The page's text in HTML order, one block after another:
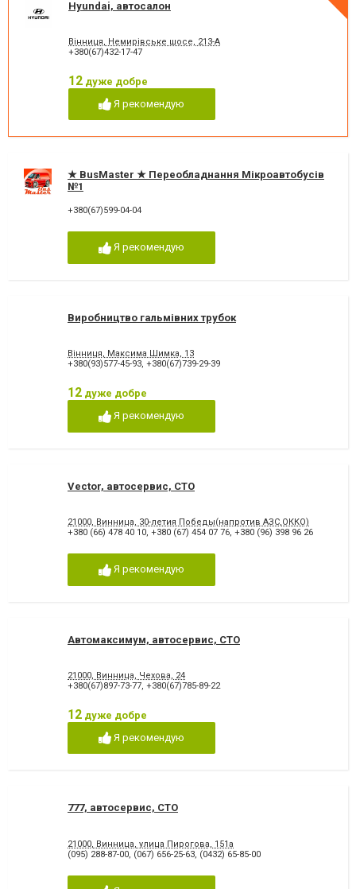
Hyundai, автосалон
Вінниця, Немирівське шосе, 213-А
+380(67)432-17-47
12 дуже добре
Я рекомендую
★ BusMaster ★ Переобладнання Мікроавтобусів
№1
+380(67)599-04-04
Я рекомендую
Виробництво гальмівних трубок
Вінниця, Максима Шимка, 13
+380(93)577-45-93, +380(67)739-29-39
12 дуже добре
Я рекомендую
Vector, автосервис, СТО
21000, Винница, 30-летия Победы(напротив АЗС,ОККО)
+380 (66) 478 40 10, +380 (67) 454 07 76, +380 (96) 398 96 26
Я рекомендую
Автомаксимум, автосервис, СТО
21000, Винница, Чехова, 24
+380(67)897-73-77, +380(67)785-89-22
12 дуже добре
Я рекомендую
777, автосервис, СТО
21000, Винница, улица Пирогова, 151а
(095) 288-87-00 (067) 656-25-63 (0432) 65-85-00